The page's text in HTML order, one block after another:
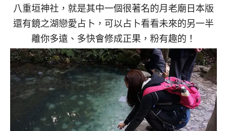
八重垣神社，就是其中一個很著名的月老廟日本版
還有鏡之湖戀愛占卜，可以占卜看看未來的另一半
離你多遠、多快會修成正果，粉有趣的！